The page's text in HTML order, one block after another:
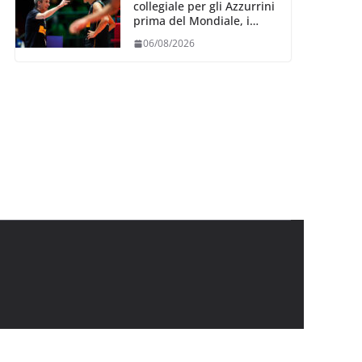
collegiale per gli Azzurrini
prima del Mondiale, i
06/08/2026